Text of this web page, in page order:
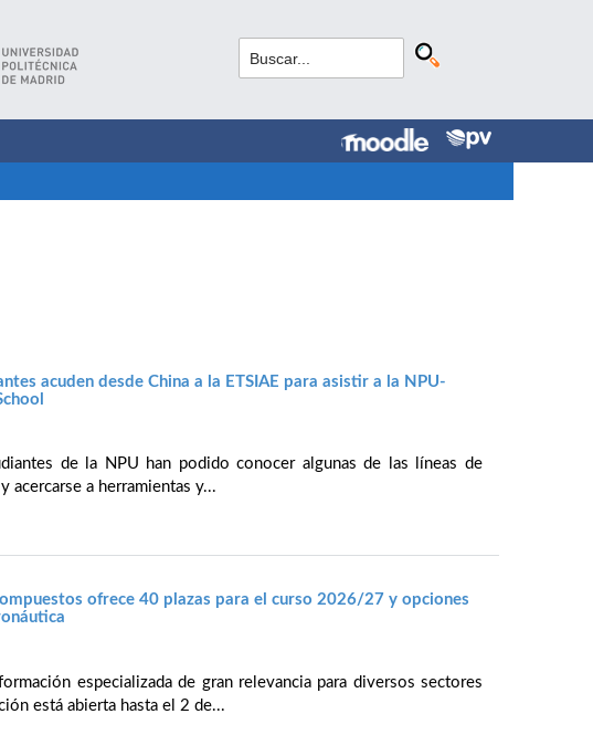
acuden desde China a la ETSIAE para asistir a la NPU-
de la NPU han podido conocer algunas de las líneas de
acercarse a herramientas y...
ofrece 40 plazas para el curso 2026/27 y opciones
especializada de gran relevancia para diversos sectores
está abierta hasta el 2 de...